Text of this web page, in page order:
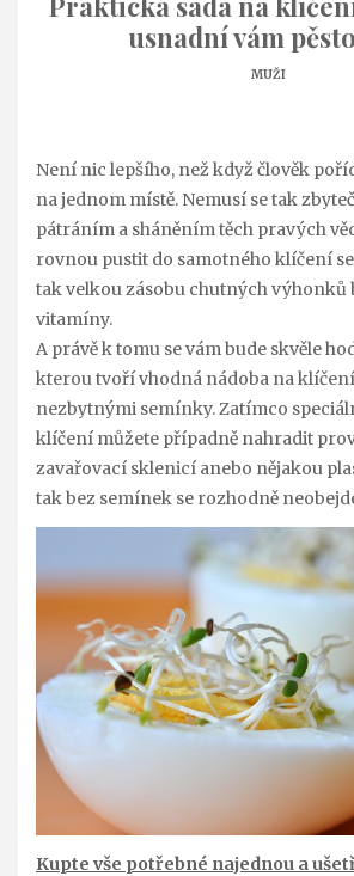
usnadní vám
MUŽI
Není nic lepšího, než když člověk
na jednom místě. Nemusí se tak
pátráním a sháněním těch pravých
rovnou pustit do samotného klíčení
tak velkou zásobu chutných výhonků
vitamíny.
A právě k tomu se vám bude skvěle
kterou tvoří vhodná nádoba na
nezbytnými semínky. Zatímco
klíčení můžete případně nahradit
zavařovací sklenicí anebo nějakou
tak bez semínek se rozhodně
Kupte vše potřebné najednou a